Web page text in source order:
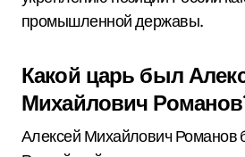
промышленной державы.
Какой царь был
Михайлович
Алексей Михайлович Романов